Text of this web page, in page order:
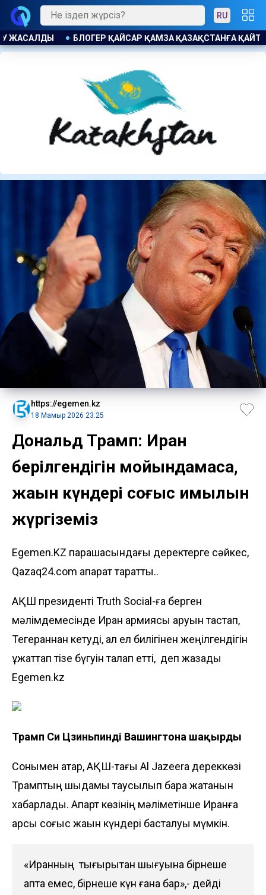
RU
ҚАЙТАРЫЛДЫ ПРОКУРАТУРА МӘН ЖАЙДЫ АШТЫ
https://egemen.kz
18 Мамыр 2026 23:25
Дональд Трамп: Иран
берілгендігін мойындамаса,
жақын күндері соғыс қимылын
жүргіземіз
Egemen.KZ парақшасындағы деректерге сәйкес,
Qazaq24.com ақпарат таратты..
АҚШ президенті Truth Social-ға берген
мәлімдемесінде Иран армиясы қаруын тастап,
Тегераннан кетуді, ал ел билігінен жеңілгендігін
құжаттап тізе бүгуін талап етті, деп жазады
Egemen.kz
Трамп Си Цзиньпинді Вашингтонға шақырды
Сонымен қатар, АҚШ-тағы Al Jazeera дереккөзі
Трамптың шыдамы таусылып бара жатқанын
хабарлады. Ақпарт көзінің мәліметінше Иранға
қарсы соғыс жақын күндері басталуы мүмкін.
«Иранның тығырықтан шығуына бірнеше
апта емес, бірнеше күн ғана бар»,- дейді